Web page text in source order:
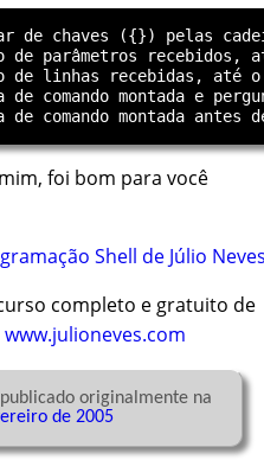
foi bom para você
Shell de Júlio
completo e gratuito de
www.julioneves.com
de 2005